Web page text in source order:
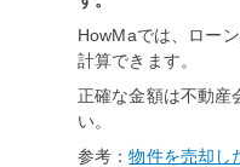
HowMaでは、ロー
計算できます。
正確な金額は不動産
い。
参考：物件を売却し